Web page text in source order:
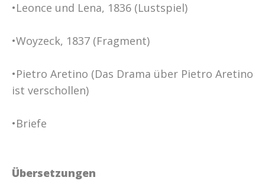
•Leonce und Lena, 1836 (Lustspiel)
•Woyzeck, 1837 (Fragment)
•Pietro Aretino (Das Drama über Pietro Aretino
ist verschollen)
•Briefe
Übersetzungen